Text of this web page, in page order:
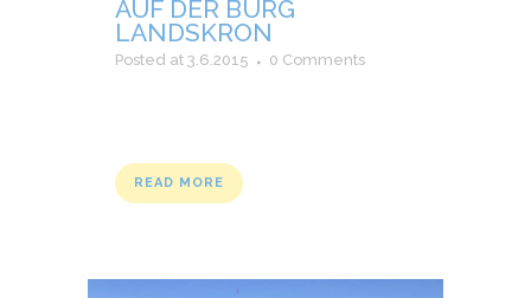
AUF DER BURG
LANDSKRON
Posted at 3.6.2015 0 Comments
READ MORE